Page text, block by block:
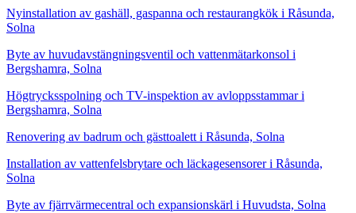
Nyinstallation av gashäll, gaspanna och restaurangkök i Råsunda,
Solna
Byte av huvudavstängningsventil och vattenmätarkonsol i
Bergshamra, Solna
Högtrycksspolning och TV-inspektion av avloppsstammar i
Bergshamra, Solna
Renovering av badrum och gästtoalett i Råsunda, Solna
Installation av vattenfelsbrytare och läckagesensorer i Råsunda,
Solna
Byte av fjärrvärmecentral och expansionskärl i Huvudsta, Solna